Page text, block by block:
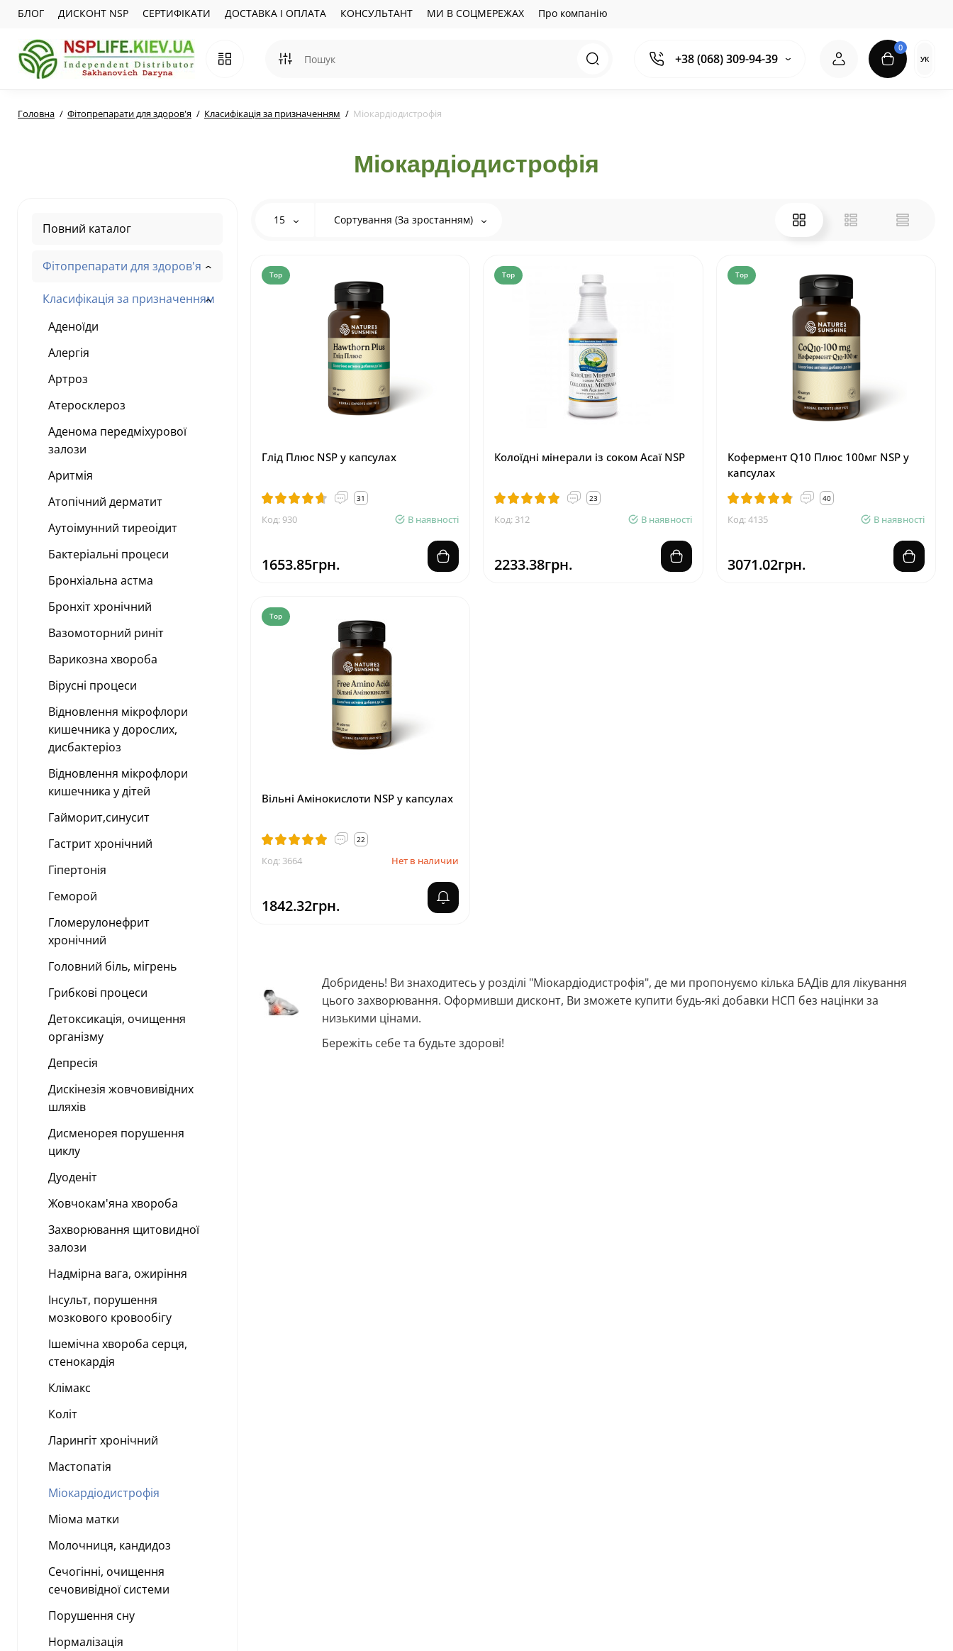
БЛОГ ДИСКОНТ NSP СЕРТИФІКАТИ ДОСТАВКА І ОПЛАТА КОНСУЛЬТАНТ МИ В СОЦМЕРЕЖАХ Про компанію
+38 (068) 309-94-39
0
УК
Головна Фітопрепарати для здоров'я Класифікація за призначенням Міокардіодистрофія
Міокардіодистрофія
Повний каталог
Фітопрепарати для здоров'я
Класифікація за призначенням
Аденоїди
Алергія
Артроз
Атеросклероз
Аденома передміхурової
залози
Аритмія
Атопічний дерматит
Аутоімунний тиреоідит
Бактеріальні процеси
Бронхіальна астма
Бронхіт хронічний
Вазомоторний риніт
Варикозна хвороба
Вірусні процеси
Відновлення мікрофлори
кишечника у дорослих,
дисбактеріоз
Відновлення мікрофлори
кишечника у дітей
Гайморит,синусит
Гастрит хронічний
Гіпертонія
Геморой
Гломерулонефрит
хронічний
Головний біль, мігрень
Грибкові процеси
Детоксикація, очищення
організму
Депресія
Дискінезія жовчовивідних
шляхів
Дисменорея порушення
циклу
Дуоденіт
Жовчокам'яна хвороба
Захворювання щитовидної
залози
Надмірна вага, ожиріння
Інсульт, порушення
мозкового кровообігу
Ішемічна хвороба серця,
стенокардія
Клімакс
Коліт
Ларингіт хронічний
Мастопатія
Міокардіодистрофія
Міома матки
Молочниця, кандидоз
Сечогінні, очищення
сечовивідної системи
Порушення сну
Нормалізація
15 Сортування (За зростанням)
Top
Глід Плюс NSP у капсулах
31
Код: 930 В наявності
1653.85грн.
Top
Колоїдні мінерали із соком Асаї NSP
23
Код: 312 В наявності
2233.38грн.
Top
Кофермент Q10 Плюс 100мг NSP у
капсулах
40
Код: 4135 В наявності
3071.02грн.
Top
Вільні Амінокислоти NSP у капсулах
22
Код: 3664 Нет в наличии
1842.32грн.
Добридень! Ви знаходитесь у розділі "Міокардіодистрофія", де ми пропонуємо кілька БАДів для лікування
цього захворювання. Оформивши дисконт, Ви зможете купити будь-які добавки НСП без націнки за
низькими цінами.
Бережіть себе та будьте здорові!